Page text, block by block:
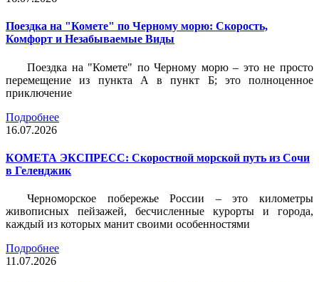
Поездка на "Комете" по Черному морю: Скорость,
Комфорт и Незабываемые Виды
Поездка на "Комете" по Черному морю – это не просто
перемещение из пункта А в пункт Б; это полноценное
приключение
Подробнее
16.07.2026
КОМЕТА ЭКСПРЕСС: Скоростной морской путь из Сочи
в Геленджик
Черноморское побережье России – это километры
живописных пейзажей, бесчисленные курорты и города,
каждый из которых манит своими особенностями
Подробнее
11.07.2026